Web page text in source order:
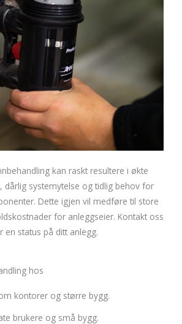
kan raskt resultere i økte
dårlig systemytelse og tidlig behov for
Dette igjen vil medføre til store
for anleggseier. Kontakt oss
en status på ditt anlegg.
hos
kontorer og større bygg.
brukere og små bygg.